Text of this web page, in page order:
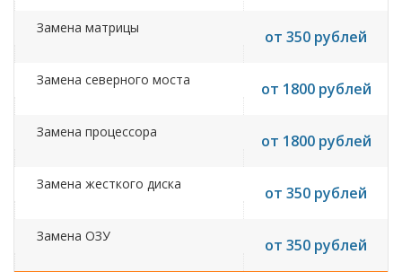
Замена матрицы от 350 рублей
Замена северного моста от 1800 рублей
Замена процессора от 1800 рублей
Замена жесткого диска от 350 рублей
Замена ОЗУ от 350 рублей